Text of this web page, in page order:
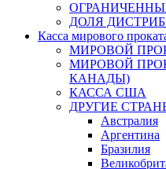
ДОЛЯ
Касса мирового
МИРОВОЙ
МИРОВОЙ
КАНАДЫ)
КАССА США
ДРУГИЕ
Австралия
Аргентина
Бразилия